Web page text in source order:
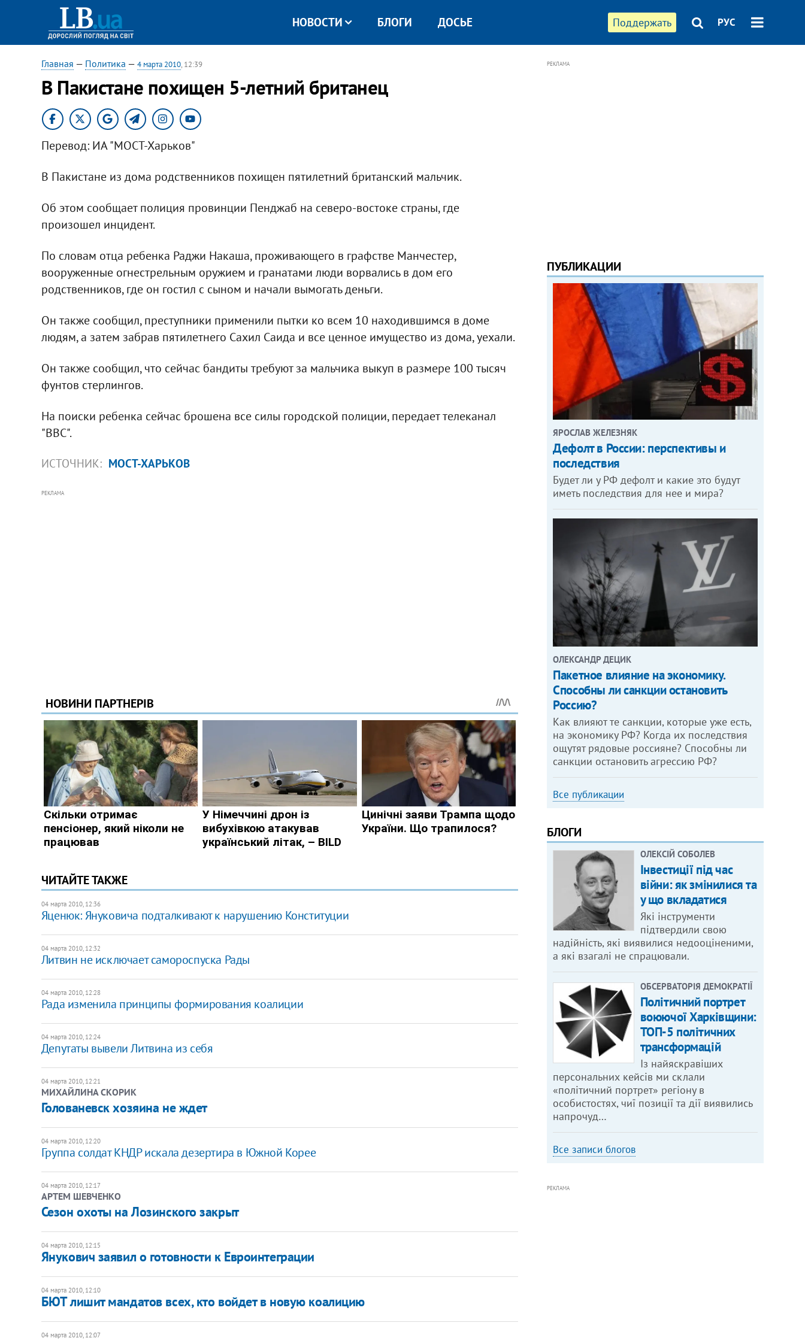
Поддержать РУС
НОВОСТИ БЛОГИ ДОСЬЕ
Главная — Политика — 4 марта 2010, 12:39
В Пакистане похищен 5-летний британец
Перевод: ИА "МОСТ-Харьков"
В Пакистане из дома родственников похищен пятилетний британский мальчик.
Об этом сообщает полиция провинции Пенджаб на северо-востоке страны, где
произошел инцидент.
По словам отца ребенка Раджи Накаша, проживающего в графстве Манчестер,
вооруженные огнестрельным оружием и гранатами люди ворвались в дом его
родственников, где он гостил с сыном и начали вымогать деньги.
Он также сообщил, преступники применили пытки ко всем 10 находившимся в доме
людям, а затем забрав пятилетнего Сахил Саида и все ценное имущество из дома, уехали.
Он также сообщил, что сейчас бандиты требуют за мальчика выкуп в размере 100 тысяч
фунтов стерлингов.
На поиски ребенка сейчас брошена все силы городской полиции, передает телеканал
"ВВС".
ИСТОЧНИК: МОСТ-ХАРЬКОВ
РЕКЛАМА
ЧИТАЙТЕ ТАКЖЕ
04 марта 2010, 12:36
Яценюк: Януковича подталкивают к нарушению Конституции
04 марта 2010, 12:32
Литвин не исключает самороспуска Рады
04 марта 2010, 12:28
Рада изменила принципы формирования коалиции
04 марта 2010, 12:24
Депутаты вывели Литвина из себя
04 марта 2010, 12:21
МИХАЙЛИНА СКОРИК
Голованевск хозяина не ждет
04 марта 2010, 12:20
Группа солдат КНДР искала дезертира в Южной Корее
04 марта 2010, 12:17
АРТЕМ ШЕВЧЕНКО
Сезон охоты на Лозинского закрыт
04 марта 2010, 12:15
Янукович заявил о готовности к Евроинтеграции
04 марта 2010, 12:10
БЮТ лишит мандатов всех, кто войдет в новую коалицию
04 марта 2010, 12:07
РЕКЛАМА
ПУБЛИКАЦИИ
ЯРОСЛАВ ЖЕЛЕЗНЯК
Дефолт в России: перспективы и
последствия
Будет ли у РФ дефолт и какие это будут
иметь последствия для нее и мира?
ОЛЕКСАНДР ДЕЦИК
Пакетное влияние на экономику.
Способны ли санкции остановить
Россию?
Как влияют те санкции, которые уже есть,
на экономику РФ? Когда их последствия
ощутят рядовые россияне? Способны ли
санкции остановить агрессию РФ?
Все публикации
БЛОГИ
ОЛЕКСІЙ СОБОЛЕВ
Інвестиції під час
війни: як змінилися та
у що вкладатися
Які інструменти
підтвердили свою
надійність, які виявилися недооціненими,
а які взагалі не спрацювали.
ОБСЕРВАТОРІЯ ДЕМОКРАТІЇ
Політичний портрет
воюючої Харківщини:
ТОП-5 політичних
трансформацій
Із найяскравіших
персональних кейсів ми склали
«політичний портрет» регіону в
особистостях, чиї позиції та дії виявились
напрочуд…
Все записи блогов
РЕКЛАМА